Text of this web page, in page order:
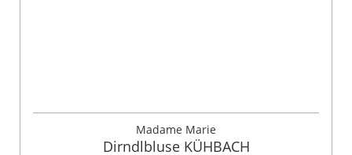
Madame Marie
Dirndlbluse KÜHBACH